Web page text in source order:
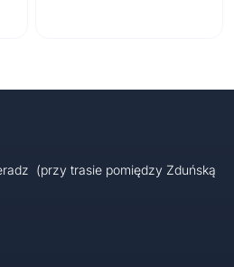
(przy trasie pomiędzy Zduńską